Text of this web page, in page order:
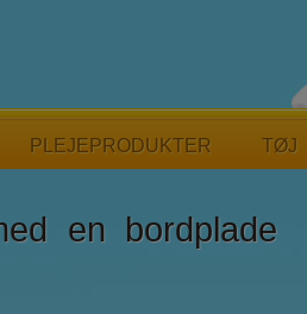
PLEJEPRODUKTER TØJ
en bordplade